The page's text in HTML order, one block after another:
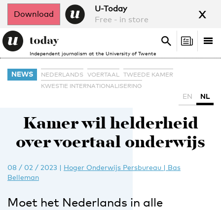
Download
U-Today
Free - in store
x
Independent journalism at the University of Twente
Search
Search
NEWS NEDERLANDS VOERTAAL TWEEDE KAMER
KWESTIE INTERNATIONALISERING
EN NL
Kamer wil helderheid
over voertaal onderwijs
08 / 02 / 2023 | Hoger Onderwijs Persbureau | Bas
Belleman
Moet het Nederlands in alle